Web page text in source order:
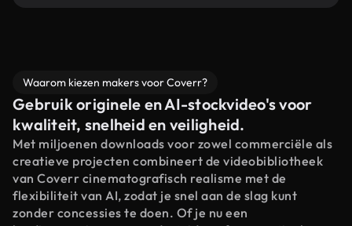
Waarom kiezen makers voor Coverr?
Gebruik originele en AI-stockvideo's voor
kwaliteit, snelheid en veiligheid.
Met miljoenen downloads voor zowel commerciële als
creatieve projecten combineert de videobibliotheek
van Coverr cinematografisch realisme met de
flexibiliteit van AI, zodat je snel aan de slag kunt
zonder concessies te doen. Of je nu een